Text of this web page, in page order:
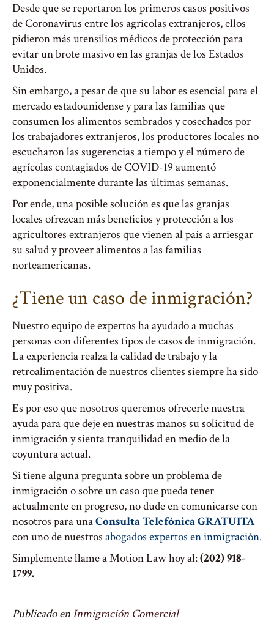
Desde que se reportaron los primeros casos positivos
de Coronavirus entre los agrícolas extranjeros, ellos
pidieron más utensilios médicos de protección para
evitar un brote masivo en las granjas de los Estados
Unidos.
Sin embargo, a pesar de que su labor es esencial para el
mercado estadounidense y para las familias que
consumen los alimentos sembrados y cosechados por
los trabajadores extranjeros, los productores locales no
escucharon las sugerencias a tiempo y el número de
agrícolas contagiados de COVID-19 aumentó
exponencialmente durante las últimas semanas.
Por ende, una posible solución es que las granjas
locales ofrezcan más beneficios y protección a los
agricultores extranjeros que vienen al país a arriesgar
su salud y proveer alimentos a las familias
norteamericanas.
¿Tiene un caso de inmigración?
Nuestro equipo de expertos ha ayudado a muchas
personas con diferentes tipos de casos de inmigración.
La experiencia realza la calidad de trabajo y la
retroalimentación de nuestros clientes siempre ha sido
muy positiva.
Es por eso que nosotros queremos ofrecerle nuestra
ayuda para que deje en nuestras manos su solicitud de
inmigración y sienta tranquilidad en medio de la
coyuntura actual.
Si tiene alguna pregunta sobre un problema de
inmigración o sobre un caso que pueda tener
actualmente en progreso, no dude en comunicarse con
nosotros para unaConsulta Telefónica GRATUITA
con uno de nuestros abogados expertos en inmigración.
Simplemente llame a Motion Law hoy al:(202) 918-
1799.
Publicado en Inmigración Comercial